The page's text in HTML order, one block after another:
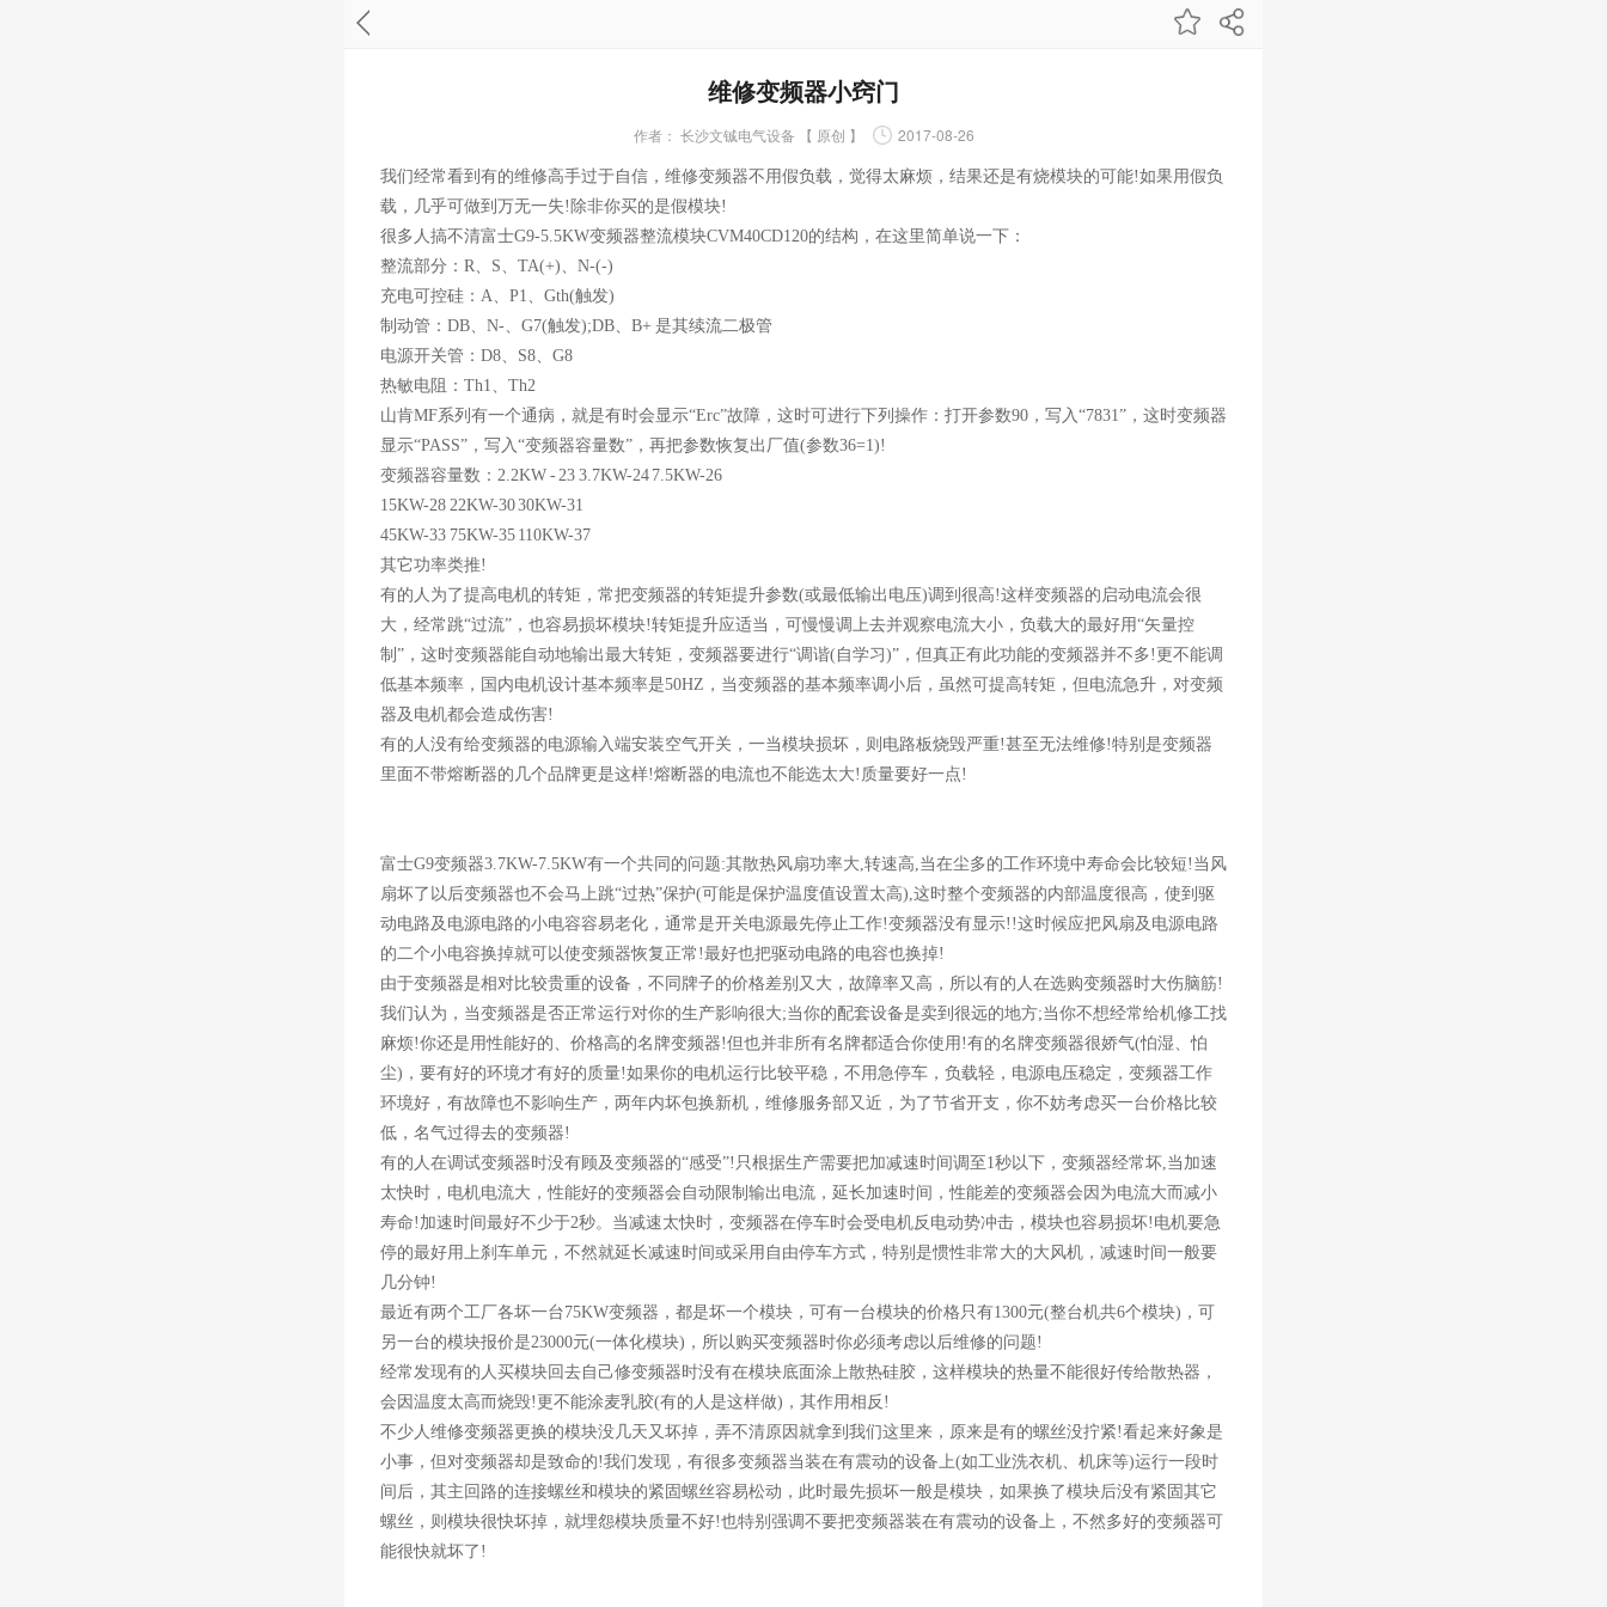
维修变频器小窍门
作者： 长沙文铖电气设备 【 原创 】 2017-08-26
我们经常看到有的维修高手过于自信，维修变频器不用假负载，觉得太麻烦，结果还是有烧模块的可能!如果用假负
载，几乎可做到万无一失!除非你买的是假模块!
很多人搞不清富士G9-5.5KW变频器整流模块CVM40CD120的结构，在这里简单说一下：
整流部分：R、S、TA(+)、N-(-)
充电可控硅：A、P1、Gth(触发)
制动管：DB、N-、G7(触发);DB、B+ 是其续流二极管
电源开关管：D8、S8、G8
热敏电阻：Th1、Th2
山肯MF系列有一个通病，就是有时会显示“Erc”故障，这时可进行下列操作：打开参数90，写入“7831”，这时变频器
显示“PASS”，写入“变频器容量数”，再把参数恢复出厂值(参数36=1)!
变频器容量数：2.2KW - 23 3.7KW-24 7.5KW-26
15KW-28 22KW-30 30KW-31
45KW-33 75KW-35 110KW-37
其它功率类推!
有的人为了提高电机的转矩，常把变频器的转矩提升参数(或最低输出电压)调到很高!这样变频器的启动电流会很
大，经常跳“过流”，也容易损坏模块!转矩提升应适当，可慢慢调上去并观察电流大小，负载大的最好用“矢量控
制”，这时变频器能自动地输出最大转矩，变频器要进行“调谐(自学习)”，但真正有此功能的变频器并不多!更不能调
低基本频率，国内电机设计基本频率是50HZ，当变频器的基本频率调小后，虽然可提高转矩，但电流急升，对变频
器及电机都会造成伤害!
有的人没有给变频器的电源输入端安装空气开关，一当模块损坏，则电路板烧毁严重!甚至无法维修!特别是变频器
里面不带熔断器的几个品牌更是这样!熔断器的电流也不能选太大!质量要好一点!
富士G9变频器3.7KW-7.5KW有一个共同的问题:其散热风扇功率大,转速高,当在尘多的工作环境中寿命会比较短!当风
扇坏了以后变频器也不会马上跳“过热”保护(可能是保护温度值设置太高),这时整个变频器的内部温度很高，使到驱
动电路及电源电路的小电容容易老化，通常是开关电源最先停止工作!变频器没有显示!!这时候应把风扇及电源电路
的二个小电容换掉就可以使变频器恢复正常!最好也把驱动电路的电容也换掉!
由于变频器是相对比较贵重的设备，不同牌子的价格差别又大，故障率又高，所以有的人在选购变频器时大伤脑筋!
我们认为，当变频器是否正常运行对你的生产影响很大;当你的配套设备是卖到很远的地方;当你不想经常给机修工找
麻烦!你还是用性能好的、价格高的名牌变频器!但也并非所有名牌都适合你使用!有的名牌变频器很娇气(怕湿、怕
尘)，要有好的环境才有好的质量!如果你的电机运行比较平稳，不用急停车，负载轻，电源电压稳定，变频器工作
环境好，有故障也不影响生产，两年内坏包换新机，维修服务部又近，为了节省开支，你不妨考虑买一台价格比较
低，名气过得去的变频器!
有的人在调试变频器时没有顾及变频器的“感受”!只根据生产需要把加减速时间调至1秒以下，变频器经常坏,当加速
太快时，电机电流大，性能好的变频器会自动限制输出电流，延长加速时间，性能差的变频器会因为电流大而减小
寿命!加速时间最好不少于2秒。当减速太快时，变频器在停车时会受电机反电动势冲击，模块也容易损坏!电机要急
停的最好用上刹车单元，不然就延长减速时间或采用自由停车方式，特别是惯性非常大的大风机，减速时间一般要
几分钟!
最近有两个工厂各坏一台75KW变频器，都是坏一个模块，可有一台模块的价格只有1300元(整台机共6个模块)，可
另一台的模块报价是23000元(一体化模块)，所以购买变频器时你必须考虑以后维修的问题!
经常发现有的人买模块回去自己修变频器时没有在模块底面涂上散热硅胶，这样模块的热量不能很好传给散热器，
会因温度太高而烧毁!更不能涂麦乳胶(有的人是这样做)，其作用相反!
不少人维修变频器更换的模块没几天又坏掉，弄不清原因就拿到我们这里来，原来是有的螺丝没拧紧!看起来好象是
小事，但对变频器却是致命的!我们发现，有很多变频器当装在有震动的设备上(如工业洗衣机、机床等)运行一段时
间后，其主回路的连接螺丝和模块的紧固螺丝容易松动，此时最先损坏一般是模块，如果换了模块后没有紧固其它
螺丝，则模块很快坏掉，就埋怨模块质量不好!也特别强调不要把变频器装在有震动的设备上，不然多好的变频器可
能很快就坏了!